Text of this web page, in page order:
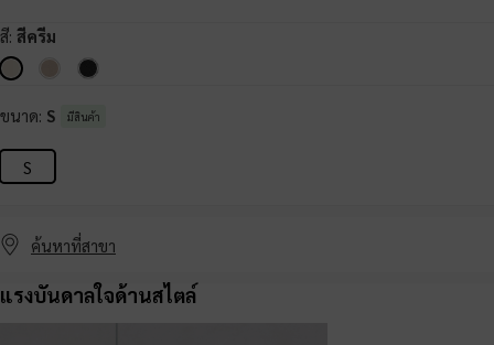
สี: สีครีม
ขนาด: S มีสินค้า
S
ค้นหาที่สาขา
แรงบันดาลใจด้านสไตล์